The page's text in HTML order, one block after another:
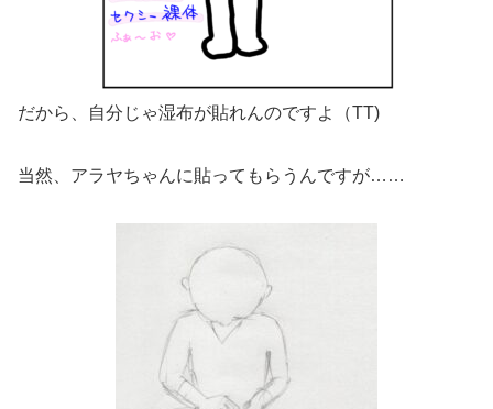
だから、自分じゃ湿布が貼れんのですよ（TT)
当然、アラヤちゃんに貼ってもらうんですが……